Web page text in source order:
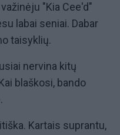
"Kia Cee'd"
labai seniai. Dabar
taisyklių.
nervina kitų
blaškosi, bando
Kartais suprantu,